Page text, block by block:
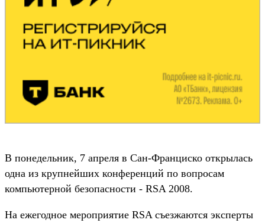
В понедельник, 7 апреля в Сан-Франциско открылась
одна из крупнейших конференций по вопросам
компьютерной безопасности - RSA 2008.
На ежегодное мероприятие RSA съезжаются эксперты